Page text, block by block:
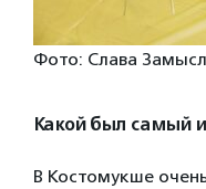
Фото: Слава
Какой был самый
В Костомукше